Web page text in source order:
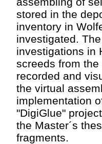
stored in the
inventory in
investigated.
investigations in
screeds from
recorded and
the virtual
implementation
"DigiGlue"
the Master´s
fragments.